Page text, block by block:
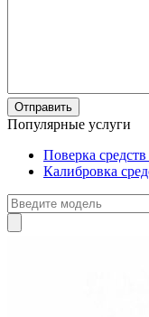
Популярные услуги
Поверка
Калибровка